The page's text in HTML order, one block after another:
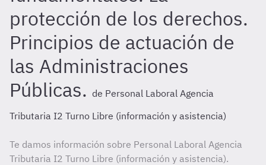
protección de los derechos.
Principios de actuación de
las Administraciones
Públicas. de Personal Laboral Agencia
Tributaria I2 Turno Libre (información y asistencia)
Te damos información sobre Personal Laboral Agencia
Tributaria I2 Turno Libre (información y asistencia).